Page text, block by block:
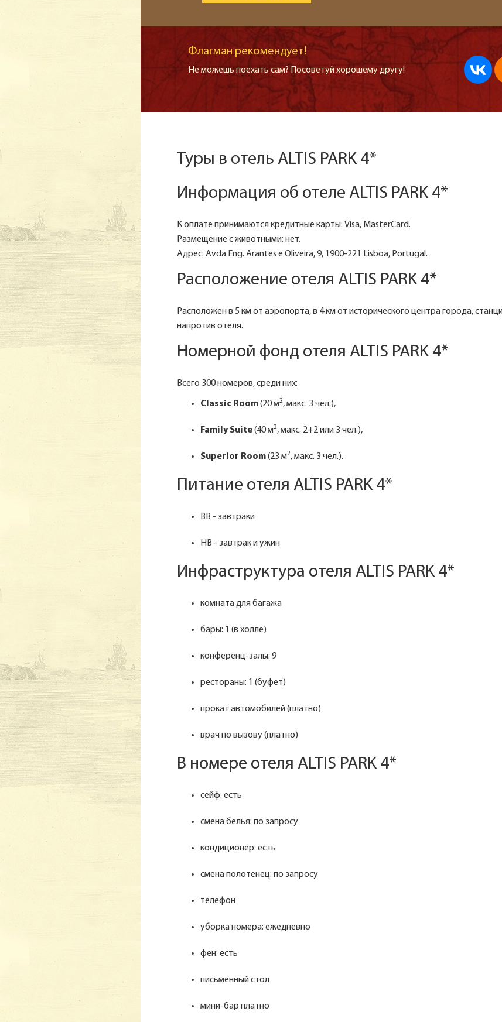
Флагман рекомендует!
Не можешь поехать сам? Посоветуй хорошему другу!
Туры в отель ALTIS PARK 4*
Информация об отеле ALTIS PARK 4*
К оплате принимаются кредитные карты: Visa, MasterCard.
Размещение с животными: нет.
Адрес: Avda Eng. Arantes e Oliveira, 9, 1900-221 Lisboa, Portugal.
Расположение отеля ALTIS PARK 4*
Расположен в 5 км от аэропорта, в 4 км от исторического центра города,
напротив отеля.
Номерной фонд отеля ALTIS PARK 4*
Всего 300 номеров, среди них:
Classic Room(20 м2, макс. 3 чел.),
Family Suite(40 м2, макс. 2+2 или 3 чел.),
Superior Room(23 м2, макс. 3 чел.).
Питание отеля ALTIS PARK 4*
BB - завтраки
HB - завтрак и ужин
Инфраструктура отеля ALTIS PARK 4*
комната для багажа
бары: 1 (в холле)
конференц-залы: 9
рестораны: 1 (буфет)
прокат автомобилей (платно)
врач по вызову (платно)
В номере отеля ALTIS PARK 4*
сейф: есть
смена белья: по запросу
кондиционер: есть
смена полотенец: по запросу
телефон
уборка номера: ежедневно
фен: есть
письменный стол
мини-бар платно